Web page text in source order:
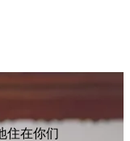
住在你们